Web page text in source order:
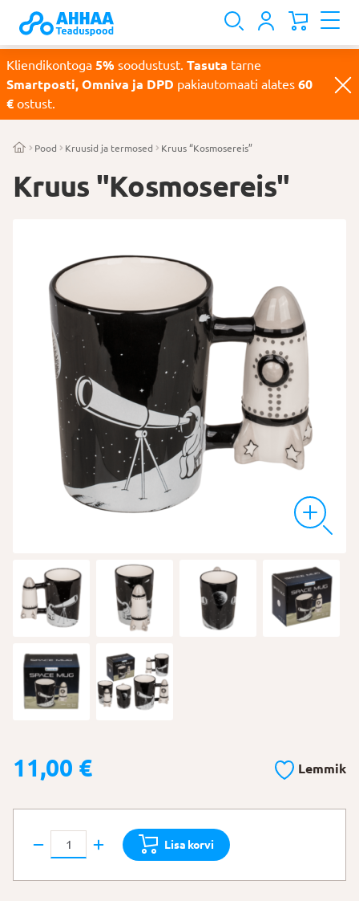
Kliendikontoga 5% soodustust. Tasuta tarne
Smartposti, Omniva ja DPD pakiautomaati alates 60
€ ostust.
Pood Kruusid ja termosed Kruus “Kosmosereis”
Kruus "Kosmosereis"
11,00 € Lemmik
Kruus
"Kosmosereis"
kogus
Lisa korvi